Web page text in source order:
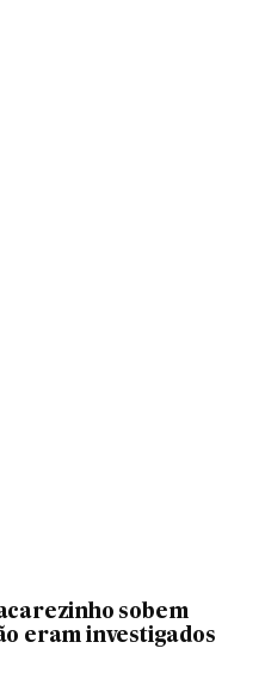
sobem
eram investigados